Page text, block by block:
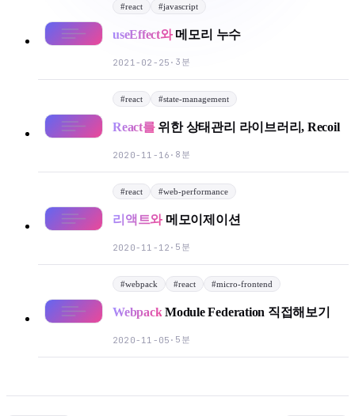
#react #javascript
useEffect와메모리 누수
2021-02-25 · 3분
#react #state-management
React를위한 상태관리 라이브러리, Recoil
2020-11-16 · 8분
#react #web-performance
리액트와 메모이제이션
2020-11-12 · 5분
#webpack #react #micro-frontend
Webpack Module Federation 직접해보기
2020-11-05 · 5분